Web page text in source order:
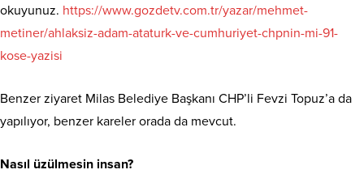
okuyunuz. https://www.gozdetv.com.tr/yazar/mehmet-
metiner/ahlaksiz-adam-ataturk-ve-cumhuriyet-chpnin-mi-91-
kose-yazisi
Benzer ziyaret Milas Belediye Başkanı CHP’li Fevzi Topuz’a da
yapılıyor, benzer kareler orada da mevcut.
Nasıl üzülmesin insan?